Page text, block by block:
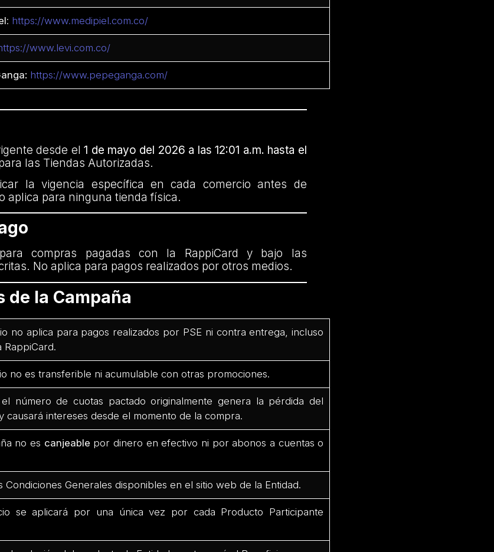
: https://www.medipiel.com.co/
www.levi.com.co/
https://www.pepeganga.com/
desde el 1 de mayo del 2026 a las 12:01 a.m. hasta el
las Tiendas Autorizadas.
la vigencia específica en cada comercio antes de
aplica para ninguna tienda física.
compras pagadas con la RappiCard y bajo las
No aplica para pagos realizados por otros medios.
de la Campaña
no aplica para pagos realizados por PSE ni contra entrega, incluso
RappiCard.
no es transferible ni acumulable con otras promociones.
número de cuotas pactado originalmente genera la pérdida del
causará intereses desde el momento de la compra.
no es canjeable por dinero en efectivo ni por abonos a cuentas o
Condiciones Generales disponibles en el sitio web de la Entidad.
se aplicará por una única vez por cada Producto Participante